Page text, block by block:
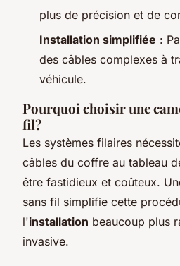
plus de précision et de
Installation simplifiée :
des câbles complexes à
véhicule.
Pourquoi choisir une
fil?
Les systèmes filaires
câbles du coffre au tableau
être fastidieux et coûteux.
sans fil simplifie cette
l'installation beaucoup plus
invasive.